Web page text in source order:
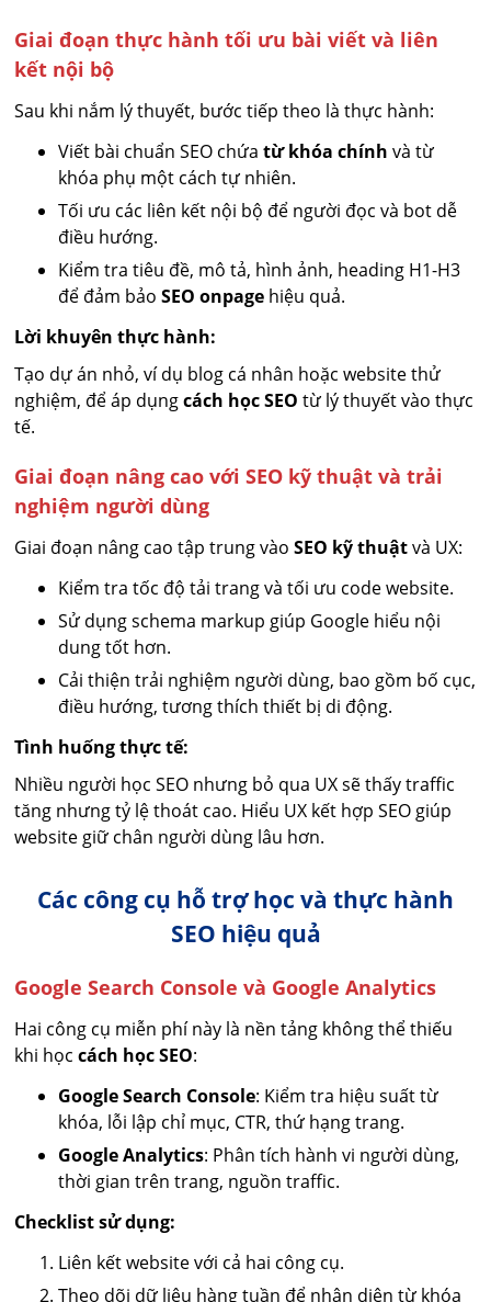
Giai đoạn thực hành tối ưu bài viết và liên
kết nội bộ
Sau khi nắm lý thuyết, bước tiếp theo là thực hành:
Viết bài chuẩn SEO chứatừ khóa chính và từ
khóa phụ một cách tự nhiên.
Tối ưu các liên kết nội bộ để người đọc và bot dễ
điều hướng.
Kiểm tra tiêu đề, mô tả, hình ảnh, heading H1-H3
để đảm bảoSEO onpage hiệu quả.
Lời khuyên thực hành:
Tạo dự án nhỏ, ví dụ blog cá nhân hoặc website thử
nghiệm, để áp dụngcách học SEO từ lý thuyết vào thực
tế.
Giai đoạn nâng cao với SEO kỹ thuật và trải
nghiệm người dùng
Giai đoạn nâng cao tập trung vàoSEO kỹ thuậtvà UX:
Kiểm tra tốc độ tải trang và tối ưu code website.
Sử dụng schema markup giúp Google hiểu nội
dung tốt hơn.
Cải thiện trải nghiệm người dùng, bao gồm bố cục,
điều hướng, tương thích thiết bị di động.
Tình huống thực tế:
Nhiều người học SEO nhưng bỏ qua UX sẽ thấy traffic
tăng nhưng tỷ lệ thoát cao. Hiểu UX kết hợp SEO giúp
website giữ chân người dùng lâu hơn.
Các công cụ hỗ trợ học và thực hành
SEO hiệu quả
Google Search Console và Google Analytics
Hai công cụ miễn phí này là nền tảng không thể thiếu
khi họccách học SEO:
Google Search Console: Kiểm tra hiệu suất từ
khóa, lỗi lập chỉ mục, CTR, thứ hạng trang.
Google Analytics: Phân tích hành vi người dùng,
thời gian trên trang, nguồn traffic.
Checklist sử dụng:
Liên kết website với cả hai công cụ.
Theo dõi dữ liệu hàng tuần để nhận diện từ khóa